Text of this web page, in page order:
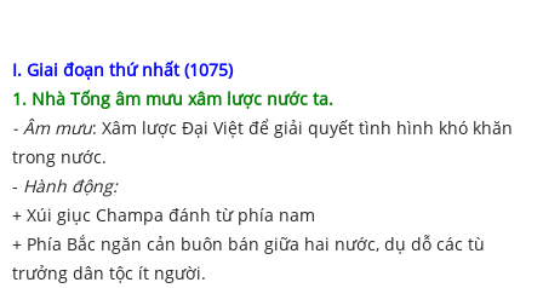
I. Giai đoạn thứ nhất (1075)
1. Nhà Tống âm mưu xâm lược nước ta.
- Âm mưu: Xâm lược Đại Việt để giải quyết tình hình khó khăn
trong nước.
- Hành động:
+ Xúi giục Champa đánh từ phía nam
+ Phía Bắc ngăn cản buôn bán giữa hai nước, dụ dỗ các tù
trưởng dân tộc ít người.